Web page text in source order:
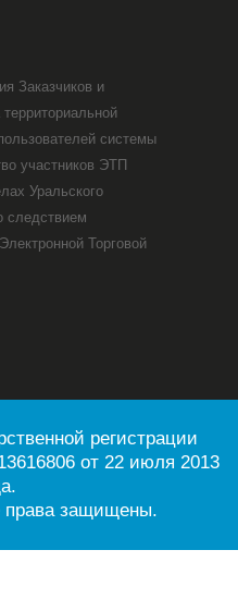
Заказчиков и
системы
участников ЭТП
Уральского
следствием
Торговой
регистрации
от 22 июля 2013
защищены.